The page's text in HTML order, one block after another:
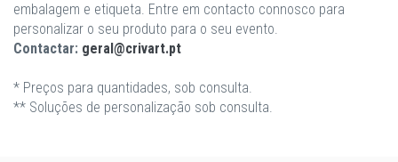
embalagem e etiqueta. Entre em contacto connosco para
personalizar o seu produto para o seu evento.
Contactar: geral@crivart.pt
* Preços para quantidades, sob consulta.
** Soluções de personalização sob consulta.